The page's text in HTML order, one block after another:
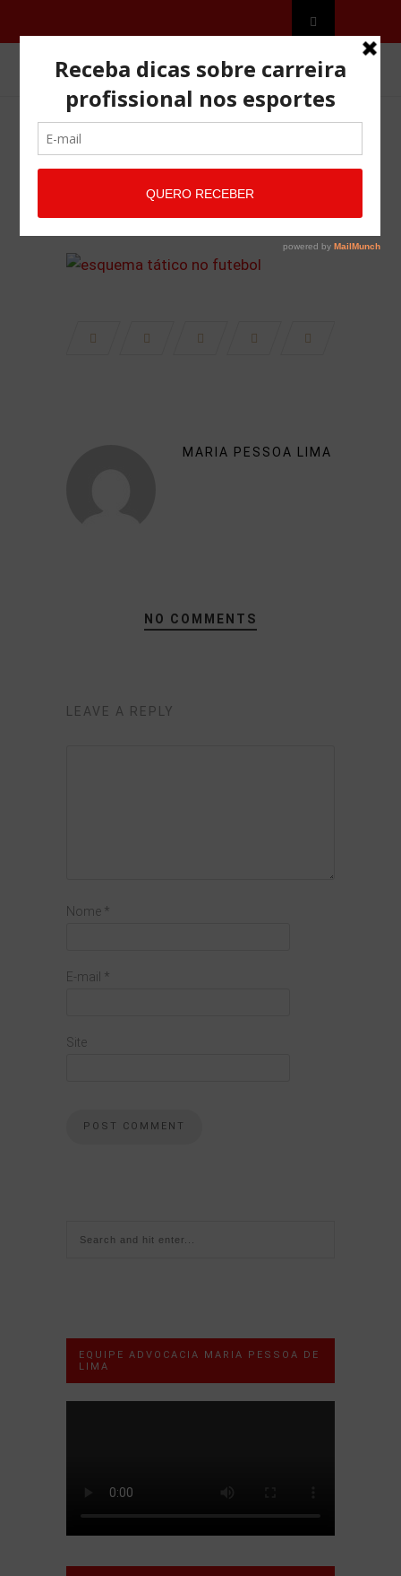
ESQUEMA TÁTICO NO
FUTEBOL
MARIA PESSOA LIMA
NO COMMENTS
LEAVE A REPLY
Nome *
E-mail *
Site
EQUIPE ADVOCACIA MARIA PESSOA DE
LIMA